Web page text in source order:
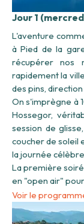
Jour 1
L'aventure
à Pied de la
récupérer nos
rapidement la
des pins,
On s'imprègne à
Hossegor,
session de
coucher de soleil
la journée
La première
en "open air"
Voir le